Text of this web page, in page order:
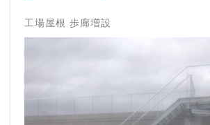
工場屋根 歩廊増設